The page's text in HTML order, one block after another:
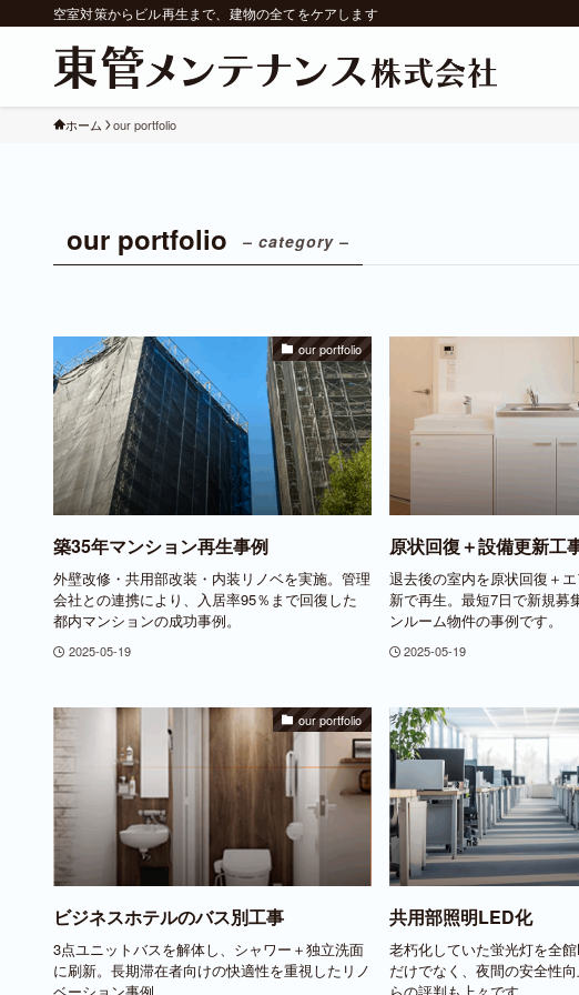
空室対策からビル再生まで、建物の全てをケアします
ホーム our portfolio
our portfolio – category –
our portfolio
築35年マンション再生事例
外壁改修・共用部改装・内装リノベを実施。管理
会社との連携により、入居率95％まで回復した
都内マンションの成功事例。
2025-05-19
原状回復＋設備更新工
退去後の室内を原状回復＋
新で再生。最短7日で新規募
ンルーム物件の事例です。
2025-05-19
our portfolio
ビジネスホテルのバス別工事
3点ユニットバスを解体し、シャワー＋独立洗面
に刷新。長期滞在者向けの快適性を重視したリノ
共用部照明LED化
老朽化していた蛍光灯を全
だけでなく、夜間の安全性